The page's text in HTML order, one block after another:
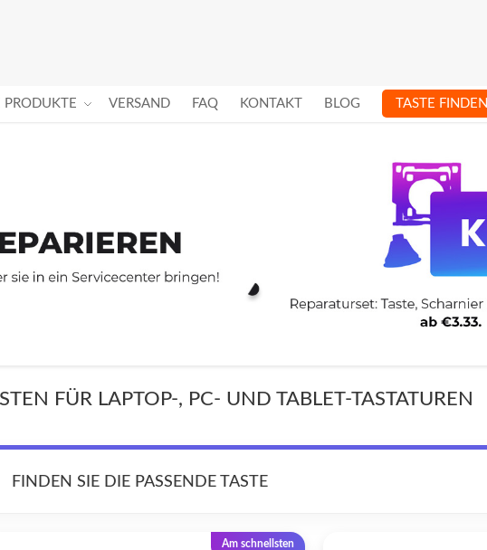
PRODUKTE VERSAND FAQ KONTAKT BLOG TASTE FINDEN
FÜR LAPTOP-, PC- UND TABLET-TASTATUREN
FINDEN SIE DIE PASSENDE TASTE
Am schnellsten